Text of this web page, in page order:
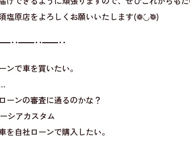
塩原店をよろしくお願いいたします(❁´◡`❁)
･･━━･･━━･･
ンで車を買いたい。
ーンの審査に通るのかな？
シアカスタム
を自社ローンで購入したい。